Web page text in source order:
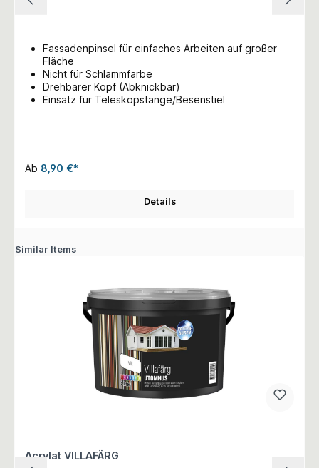
Fassadenpinsel für einfaches Arbeiten auf großer
Fläche
Nicht für Schlammfarbe
Drehbarer Kopf (Abknickbar)
Einsatz für Teleskopstange/Besenstiel
Ab 8,90 €*
Details
Similar Items
Acrylat VILLAFÄRG